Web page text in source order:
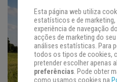
Esta página web utiliza
estatísticos e de marketing,
experiência de navegação
acções de marketing do
análises estatísticas. Para
todos os tipos de cookies,
pretender escolher apenas
preferências. Pode obter